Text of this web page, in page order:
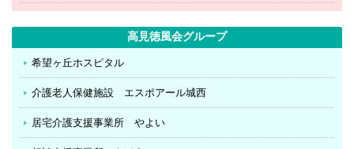
高見徳風会グループ
希望ヶ丘ホスピタル
介護老人保健施設 エスポアール城西
居宅介護支援事業所 やよい